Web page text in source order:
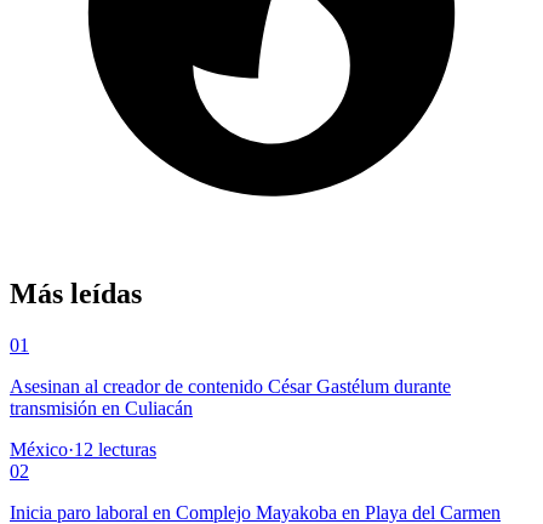
Más leídas
01
Asesinan al creador de contenido César Gastélum durante
transmisión en Culiacán
México·12 lecturas
02
Inicia paro laboral en Complejo Mayakoba en Playa del Carmen